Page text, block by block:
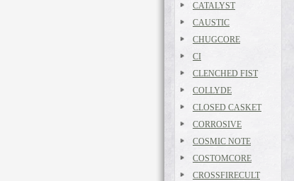
CATALYST
CAUSTIC
CHUGCORE
CI
CLENCHED FIST
COLLYDE
CLOSED CASKET
CORROSIVE
COSMIC NOTE
COSTOMCORE
CROSSFIRECULT